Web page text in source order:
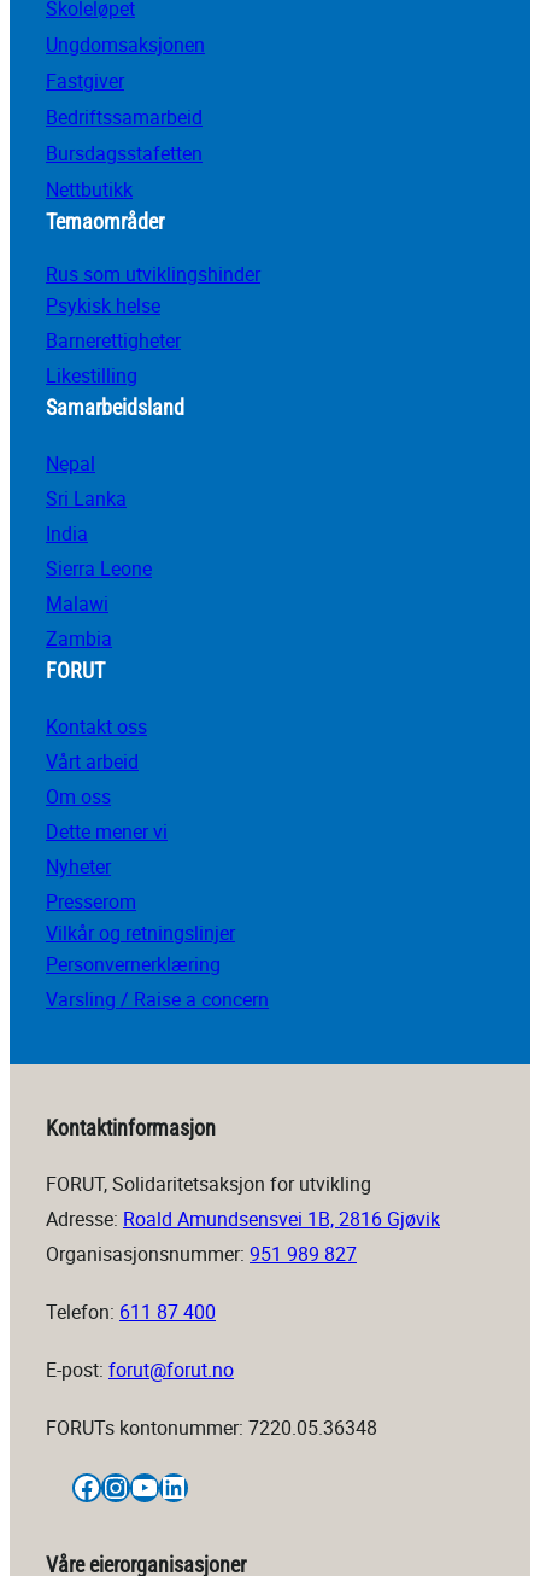
Skoleløpet
Ungdomsaksjonen
Fastgiver
Bedriftssamarbeid
Bursdagsstafetten
Nettbutikk
Temaområder
Rus som utviklingshinder
Psykisk helse
Barnerettigheter
Likestilling
Samarbeidsland
Nepal
Sri Lanka
India
Sierra Leone
Malawi
Zambia
FORUT
Kontakt oss
Vårt arbeid
Om oss
Dette mener vi
Nyheter
Presserom
Vilkår og retningslinjer
Personvernerklæring
Varsling / Raise a concern
Kontaktinformasjon
FORUT, Solidaritetsaksjon for utvikling
Adresse: Roald Amundsensvei 1B, 2816 Gjøvik
Organisasjonsnummer: 951 989 827
Telefon: 611 87 400
E-post: forut@forut.no
FORUTs kontonummer: 7220.05.36348
Facebook InstagramYouTube LinkedIn
Våre eierorganisasjoner